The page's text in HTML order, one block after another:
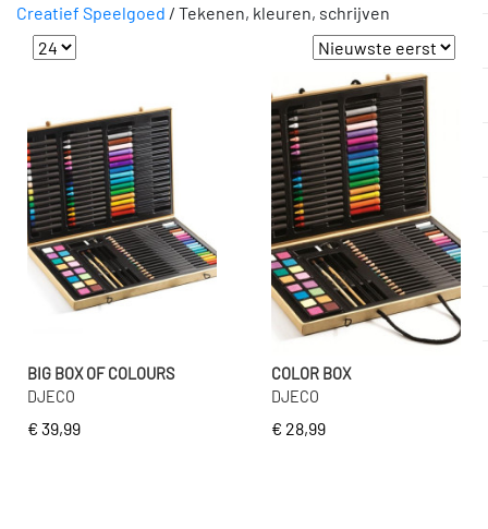
Creatief Speelgoed / Tekenen, kleuren, schrijven
BIG BOX OF COLOURS
DJECO
€ 39,99
COLOR BOX
DJECO
€ 28,99